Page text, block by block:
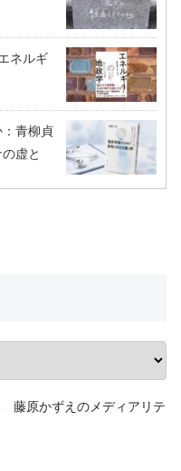
ネルギ
青柳貞
虚と
藤原かずえのメディアリテ